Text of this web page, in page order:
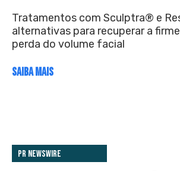
Tratamentos com Sculptra® e
alternativas para recuperar a
perda do volume facial
SAIBA MAIS
PR Newswire